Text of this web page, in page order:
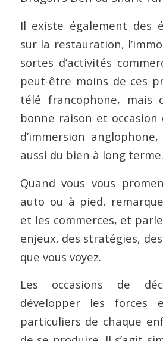
Il existe également des
sur la restauration,
sortes d’activités
peut-être moins de ces
télé francophone, mais
bonne raison et
d’immersion
aussi du bien à long terme.
Quand vous vous
auto ou à pied,
et les commerces, et
enjeux, des stratégies,
que vous voyez.
Les occasions de
développer les forces
particuliers de chaque